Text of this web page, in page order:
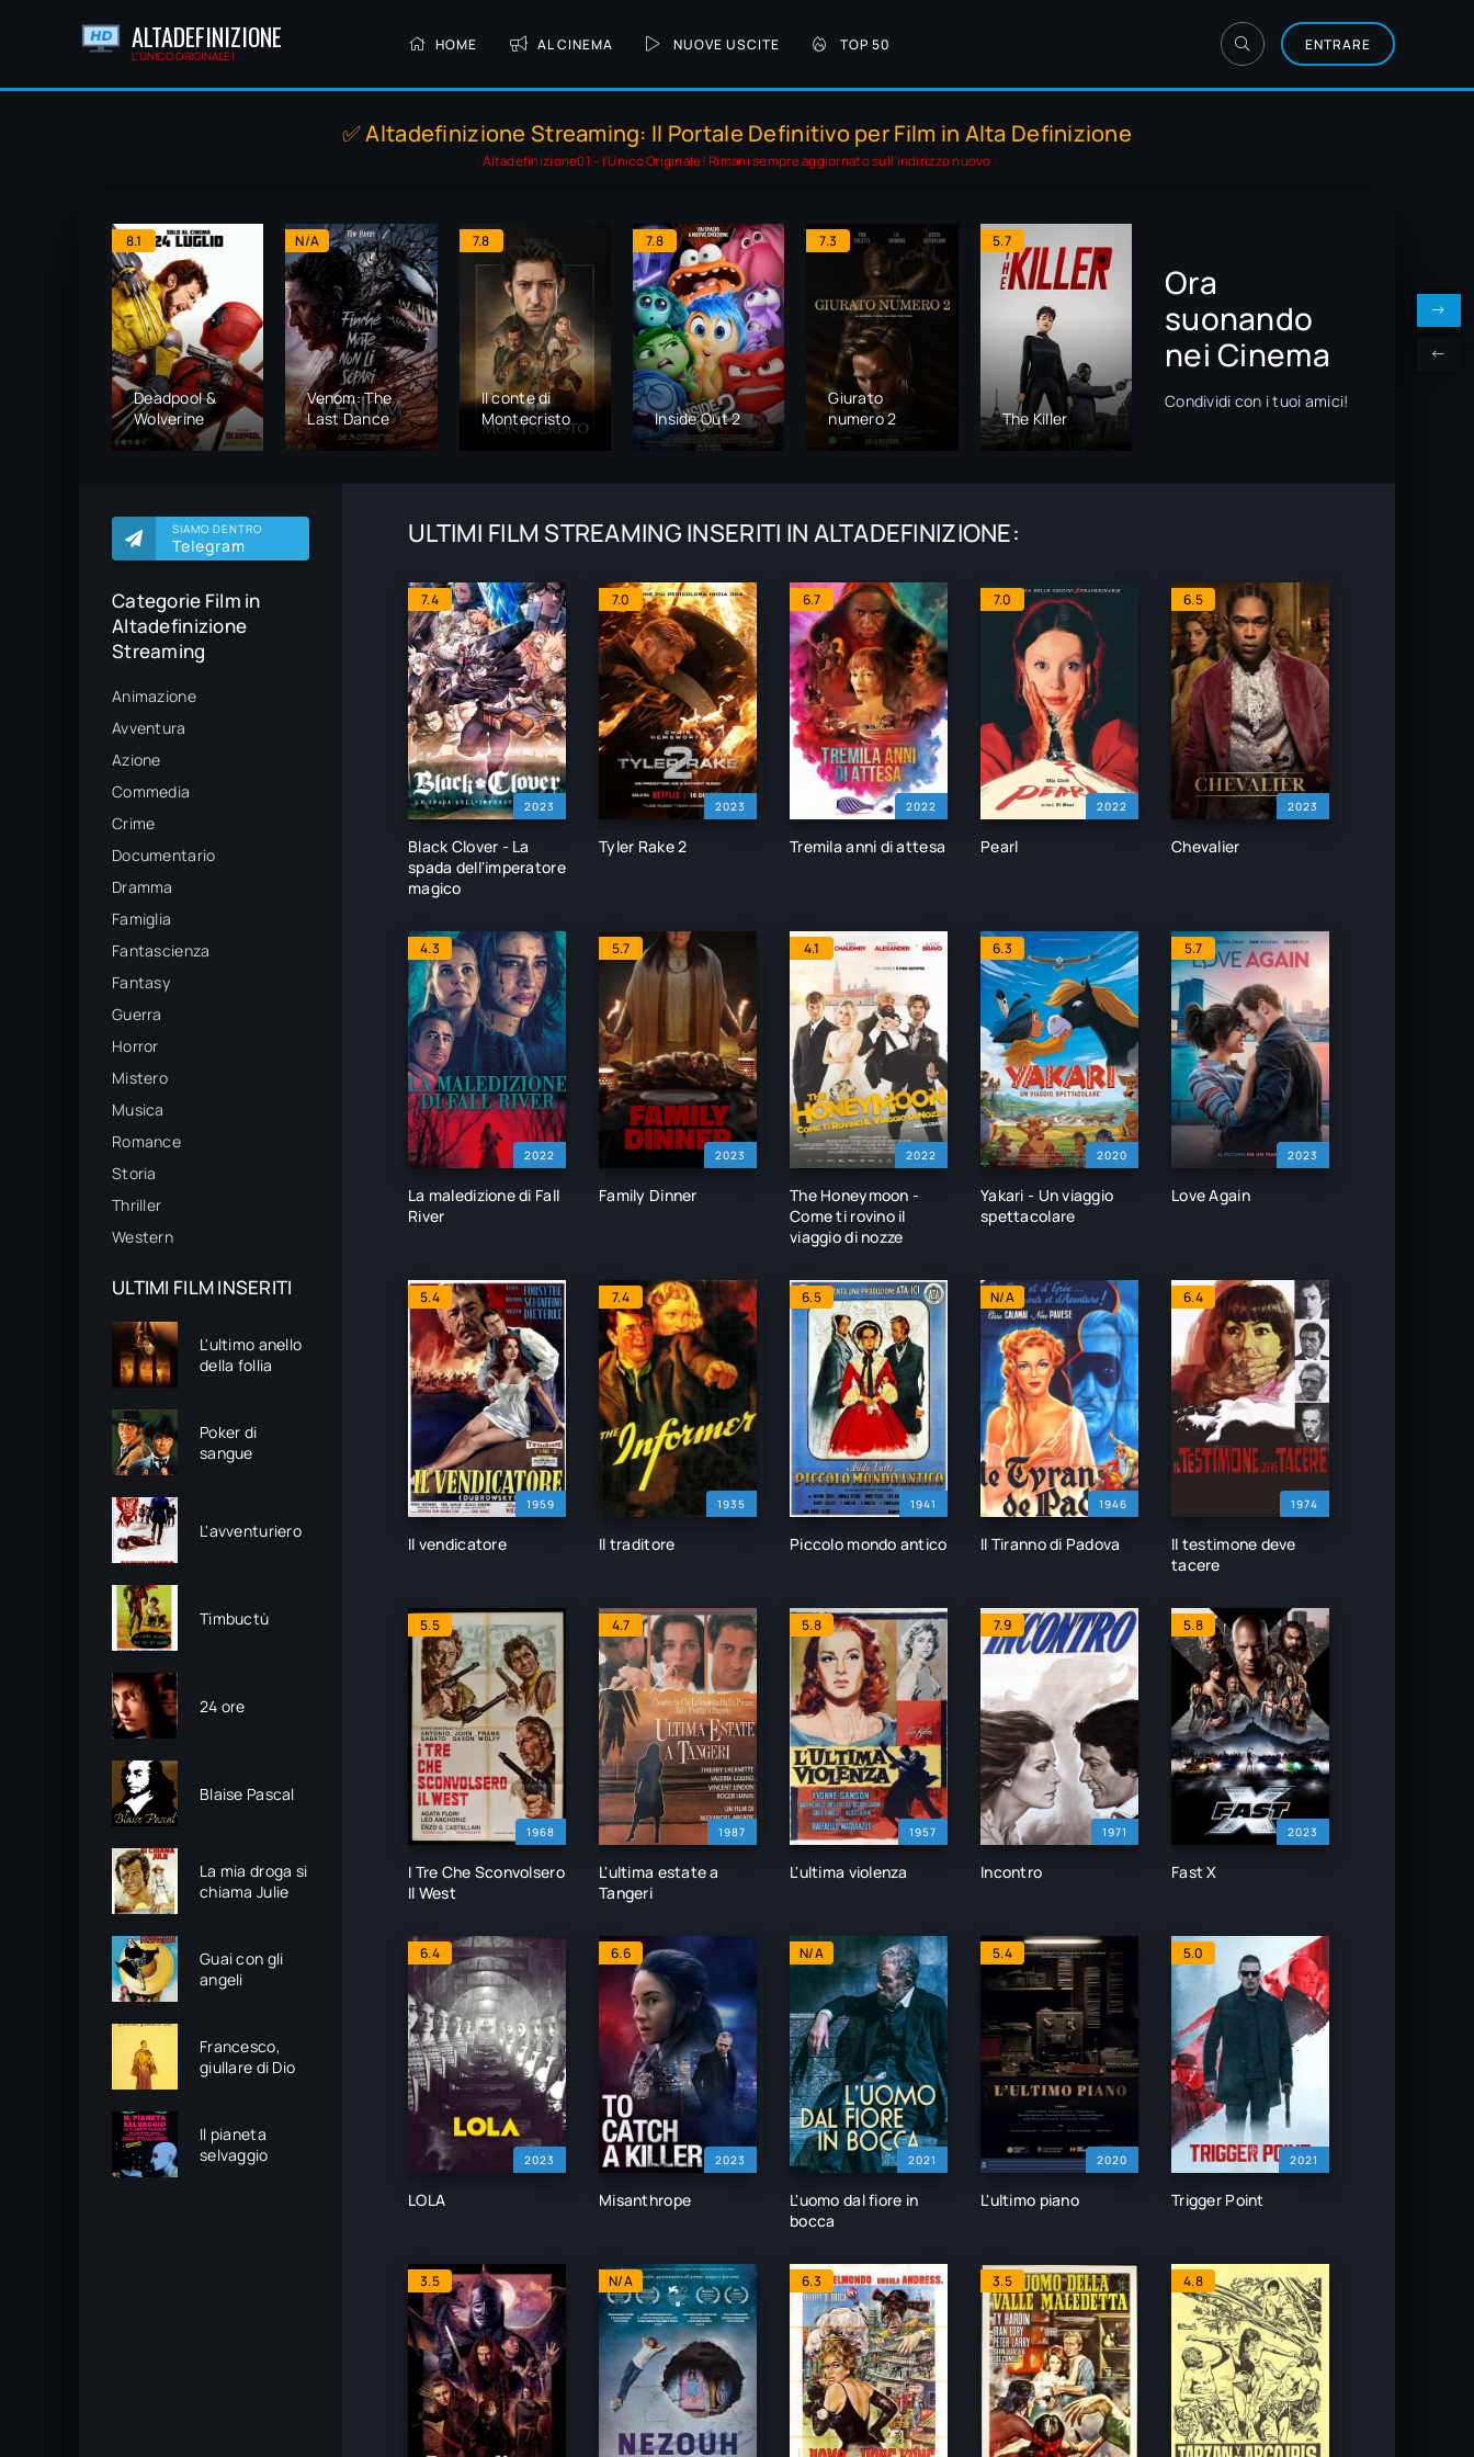
ALTADEFINIZIONE
L'UNICO ORIGINALE!
HOME AL CINEMA NUOVE USCITE TOP 50 ENTRARE
✅ Altadefinizione Streaming: Il Portale Definitivo per Film in Alta Definizione
Altadefinizione01 - l'Unico Originale! Rimani sempre aggiornato sull'indirizzo nuovo
8.1
Deadpool &
Wolverine
N/A
Venom: The
Last Dance
7.8
Il conte di
Montecristo
7.8
Inside Out 2
7.3
Giurato
numero 2
5.7
The Killer
Speak No Evil -
Ora
suonando
nei Cinema
Condividi con i tuoi amici!
SIAMO DENTRO
Telegram
Categorie Film in
Altadefinizione
Streaming
Animazione
Avventura
Azione
Commedia
Crime
Documentario
Dramma
Famiglia
Fantascienza
Fantasy
Guerra
Horror
Mistero
Musica
Romance
Storia
Thriller
Western
ULTIMI FILM INSERITI
L'ultimo anello
della follia
Poker di
sangue
L'avventuriero
Timbuctù
24 ore
Blaise Pascal
La mia droga si
chiama Julie
Guai con gli
angeli
Francesco,
giullare di Dio
Il pianeta
selvaggio
ULTIMI FILM STREAMING INSERITI IN ALTADEFINIZIONE:
2023
7.4
Black Clover - La
spada dell'imperatore
magico
2023
7.0
Tyler Rake 2
2022
6.7
Tremila anni di attesa
2022
7.0
Pearl
2023
6.5
Chevalier
2022
4.3
La maledizione di Fall
River
2023
5.7
Family Dinner
2022
4.1
The Honeymoon -
Come ti rovino il
viaggio di nozze
2020
6.3
Yakari - Un viaggio
spettacolare
2023
5.7
Love Again
1959
5.4
Il vendicatore
1935
7.4
Il traditore
1941
6.5
Piccolo mondo antico
1946
N/A
Il Tiranno di Padova
1974
6.4
Il testimone deve
tacere
1968
5.5
I Tre Che Sconvolsero
Il West
1987
4.7
L'ultima estate a
Tangeri
1957
5.8
L'ultima violenza
1971
7.9
Incontro
2023
5.8
Fast X
2023
6.4
LOLA
2023
6.6
Misanthrope
2021
N/A
L'uomo dal fiore in
bocca
2020
5.4
L'ultimo piano
2021
5.0
Trigger Point
3.5 N/A 6.3 3.5 4.8